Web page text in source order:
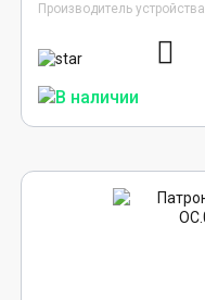
Производитель устройства